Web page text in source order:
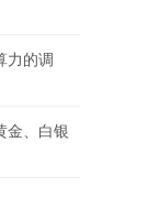
力的调
金、白银